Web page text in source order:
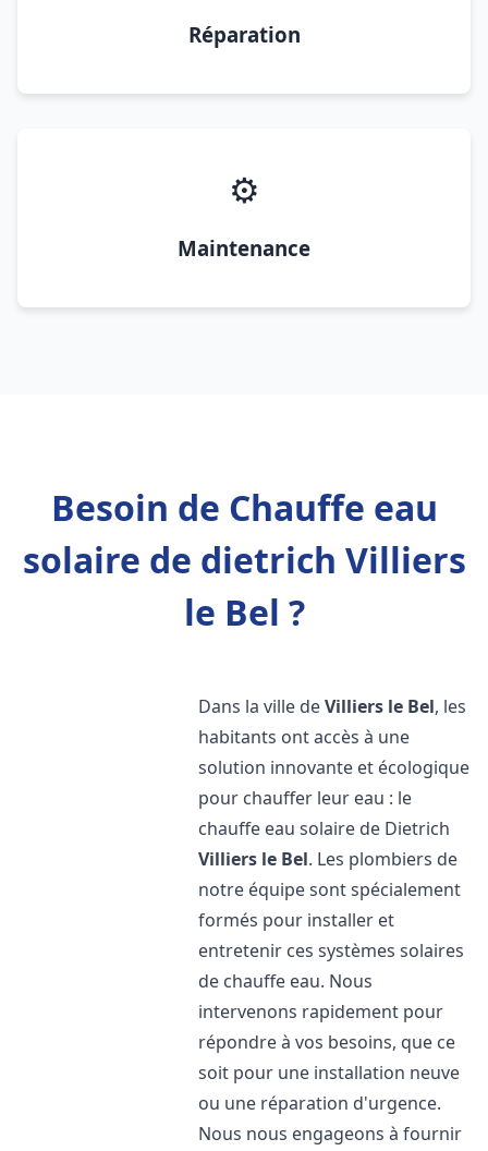
Réparation
⚙️
Maintenance
Besoin de Chauffe eau
solaire de dietrich Villiers
le Bel ?
Dans la ville deVilliers le Bel, les
habitants ont accès à une
solution innovante et écologique
pour chauffer leur eau : le
chauffe eau solaire de Dietrich
Villiers le Bel. Les plombiers de
notre équipe sont spécialement
formés pour installer et
entretenir ces systèmes solaires
de chauffe eau. Nous
intervenons rapidement pour
répondre à vos besoins, que ce
soit pour une installation neuve
ou une réparation d'urgence.
Nous nous engageons à fournir